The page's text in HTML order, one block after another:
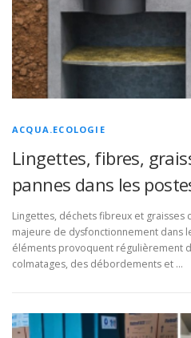
ACQUA.ECOLOGIE
Lingettes, fibres,
pannes dans les
Lingettes, déchets fibreux et graisses
majeure de dysfonctionnement dans
éléments provoquent régulièrement
colmatages, des débordements et …